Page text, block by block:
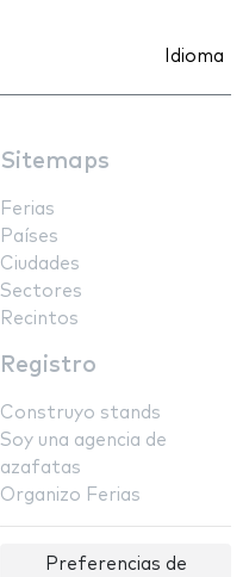
Idioma
Sitemaps
Ferias
Países
Ciudades
Sectores
Recintos
Registro
Construyo stands
Soy una agencia de
azafatas
Organizo Ferias
Preferencias de